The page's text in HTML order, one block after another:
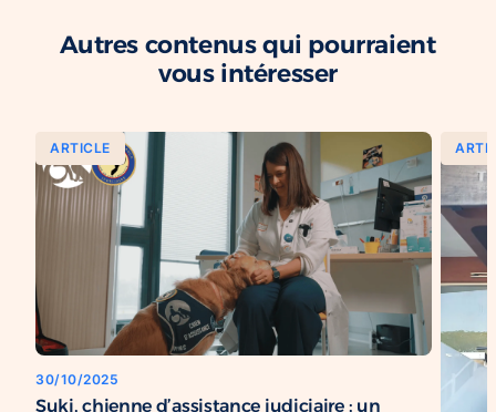
Autres contenus qui pourraient
vous intéresser
ARTICLE
30/10/2025
Suki, chienne d’assistance judiciaire : un